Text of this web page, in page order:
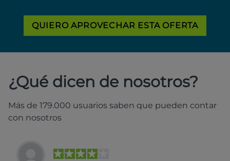
QUIERO APROVECHAR ESTA OFERTA
¿Qué dicen de nosotros?
Más de 179.000 usuarios saben que pueden contar
con nosotros